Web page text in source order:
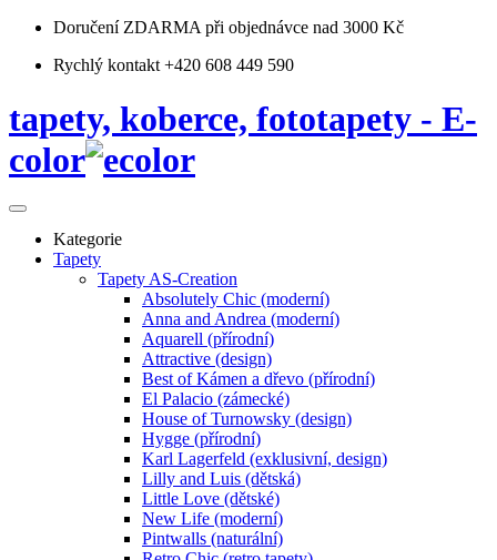
Doručení ZDARMA při objednávce nad 3000 Kč
Rychlý kontakt +420 608 449 590
tapety, koberce, fototapety - E-
color
Kategorie
Tapety
Tapety AS-Creation
Absolutely Chic (moderní)
Anna and Andrea (moderní)
Aquarell (přírodní)
Attractive (design)
Best of Kámen a dřevo (přírodní)
El Palacio (zámecké)
House of Turnowsky (design)
Hygge (přírodní)
Karl Lagerfeld (exklusivní, design)
Lilly and Luis (dětská)
Little Love (dětské)
New Life (moderní)
Pintwalls (naturální)